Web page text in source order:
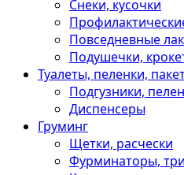
Снеки, кусочки
Повседневные
Подушечки,
Туалеты, пеленки,
Подгузники,
Диспенсеры
Груминг
Щетки, расчески
Фурминаторы,